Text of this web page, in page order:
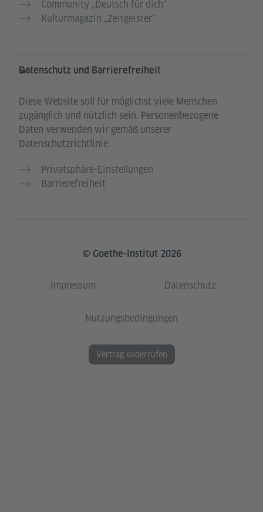
Community „Deutsch für dich“
Kulturmagazin „Zeitgeister“
Datenschutz und Barrierefreiheit
Diese Website soll für möglichst viele Menschen
zugänglich und nützlich sein. Personenbezogene
Daten verwenden wir gemäß unserer
Datenschutzrichtlinie.
Privatsphäre-Einstellungen
Barrierefreiheit
© Goethe-Institut 2026
Impressum Datenschutz
Nutzungsbedingungen
Vertrag widerrufen